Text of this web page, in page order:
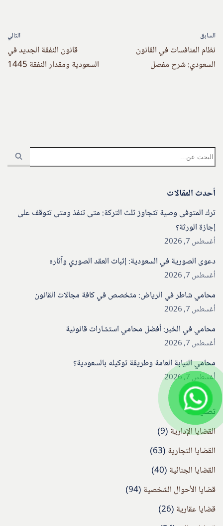
السابق
نظام المنافسات في القانون
السعودي: شرح مفصل
التالي
قانون النفقة الجديد في
السعودية ومقدار النفقة 1445
أحدث المقالات
ترك المتوفى وصية تتجاوز ثلث التركة: متى تنفذ ومتى تتوقف على
إجازة الورثة؟
أغسطس 7, 2026
دعوى الصورية في السعودية: إثبات العقد الصوري وآثاره
أغسطس 7, 2026
محامي شاطر في الرياض: متخصص في كافة مجالات القانون
أغسطس 7, 2026
محامي في الخبر: أفضل محامي استشارات قانونية
أغسطس 7, 2026
محامي النيابة العامة وطريقة توكيله بالسعودية؟
أغسطس 7, 2026
تصنيفات
القضايا الإدارية (9)
القضايا التجارية (63)
القضايا الجنائية (40)
قضايا الأحوال الشخصية (94)
قضايا عقارية (26)